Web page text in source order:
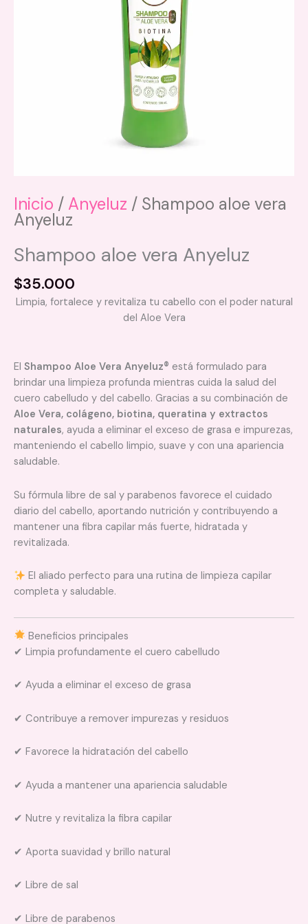
Inicio / Anyeluz / Shampoo aloe vera
Anyeluz
Shampoo aloe vera Anyeluz
$35.000
Limpia, fortalece y revitaliza tu cabello con el poder natural
del Aloe Vera
El Shampoo Aloe Vera Anyeluz® está formulado para
brindar una limpieza profunda mientras cuida la salud del
cuero cabelludo y del cabello. Gracias a su combinación de
Aloe Vera, colágeno, biotina, queratina y extractos
naturales, ayuda a eliminar el exceso de grasa e impurezas,
manteniendo el cabello limpio, suave y con una apariencia
saludable.
Su fórmula libre de sal y parabenos favorece el cuidado
diario del cabello, aportando nutrición y contribuyendo a
mantener una fibra capilar más fuerte, hidratada y
revitalizada.
El aliado perfecto para una rutina de limpieza capilar
completa y saludable.
Beneficios principales
✔ Limpia profundamente el cuero cabelludo
✔ Ayuda a eliminar el exceso de grasa
✔ Contribuye a remover impurezas y residuos
✔ Favorece la hidratación del cabello
✔ Ayuda a mantener una apariencia saludable
✔ Nutre y revitaliza la fibra capilar
✔ Aporta suavidad y brillo natural
✔ Libre de sal
✔ Libre de parabenos